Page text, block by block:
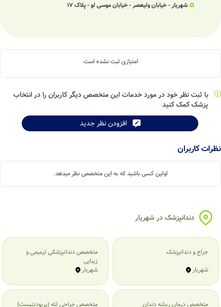
شهریار - خیابان ولیعصر - خیابان موسی لو - پلاک 17
امتیازی ثبت نشده است
با ثبت نظر خود در مورد خدمات این متخصص دیگر کاربران را در انتخاب
پزشک کمک کنید
افزودن نظر جدید
نظرات کاربران
اولین کسی باشید که به این متخصص نظر میدهد.
دندانپزشک در شهریار
جراح و دندانپزشک
شهریار
متخصص دندانپزشکی ترمیمی و
زیبایی
شهریار
متخصص درمان ریشه دندان
متخصص جراحی لثه (پریودنتیست)